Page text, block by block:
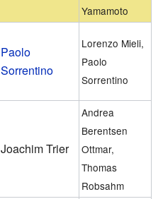
Yamamoto
Paolo
Sorrentino
Lorenzo Mieli,
Paolo
Sorrentino
Joachim Trier
Andrea
Berentsen
Ottmar,
Thomas
Robsahm